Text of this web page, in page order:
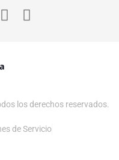
los derechos reservados.
de Servicio